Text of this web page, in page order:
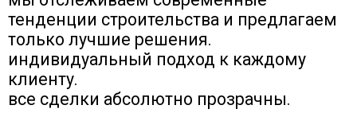
тенденции строительства и предлагаем
только лучшие решения.
индивидуальный подход к каждому
клиенту.
все сделки абсолютно прозрачны.